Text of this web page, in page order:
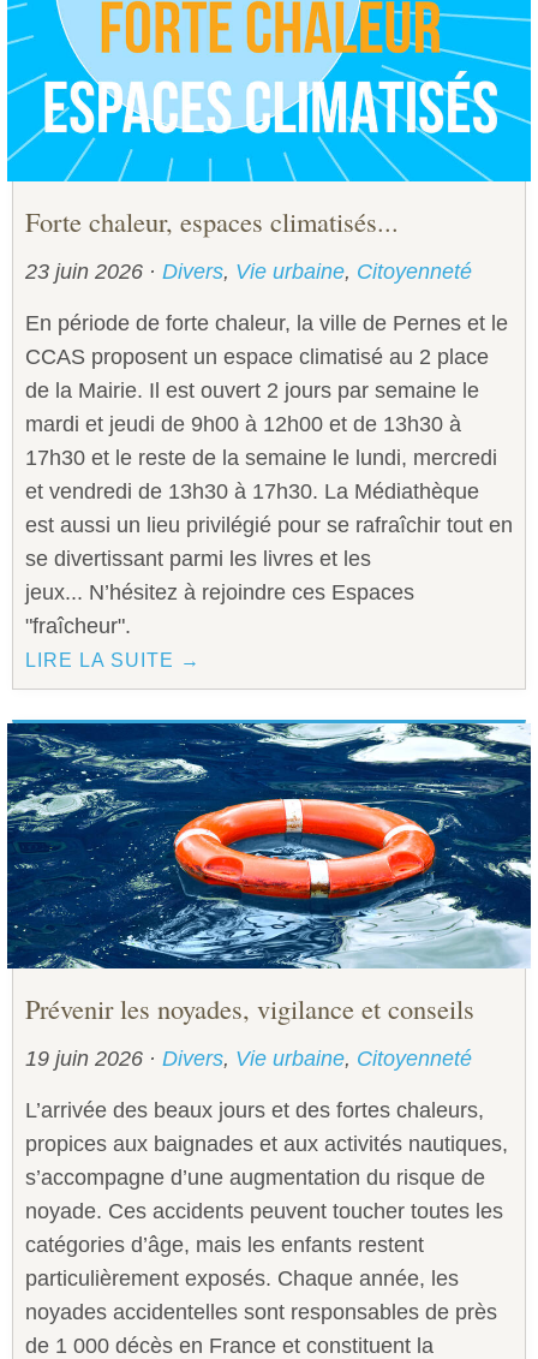
Sécurité civile
Sécurité publique
Forte chaleur, espaces climatisés...
23 juin 2026 · Divers, Vie urbaine, Citoyenneté
En période de forte chaleur, la ville de Pernes et le
CCAS proposent un espace climatisé au 2 place
de la Mairie. Il est ouvert 2 jours par semaine le
mardi et jeudi de 9h00 à 12h00 et de 13h30 à
17h30 et le reste de la semaine le lundi, mercredi
et vendredi de 13h30 à 17h30. La Médiathèque
est aussi un lieu privilégié pour se rafraîchir tout en
se divertissant parmi les livres et les
jeux... N’hésitez à rejoindre ces Espaces
"fraîcheur".
LIRE LA SUITE →
Prévenir les noyades, vigilance et conseils
19 juin 2026 · Divers, Vie urbaine, Citoyenneté
L’arrivée des beaux jours et des fortes chaleurs,
propices aux baignades et aux activités nautiques,
s’accompagne d’une augmentation du risque de
noyade. Ces accidents peuvent toucher toutes les
catégories d’âge, mais les enfants restent
particulièrement exposés. Chaque année, les
noyades accidentelles sont responsables de près
de 1 000 décès en France et constituent la